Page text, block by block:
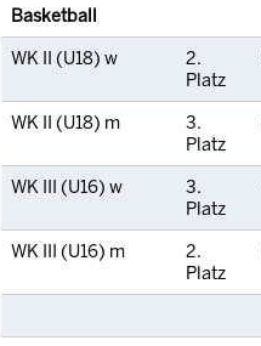
Basketball
WK II (U18) w
2.
Platz
WK II (U18) m
3.
Platz
WK III (U16) w
3.
Platz
WK III (U16) m
2.
Platz